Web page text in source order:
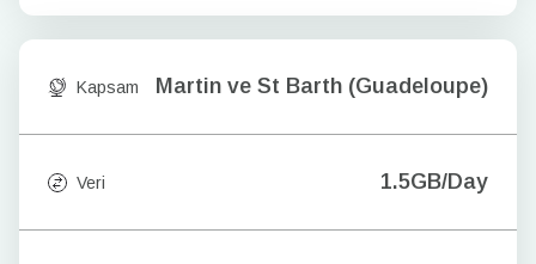
Kapsam Martin ve St Barth (Guadeloupe)
Veri 1.5GB/Day